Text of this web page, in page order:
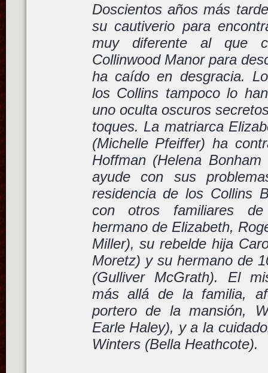
Doscientos años más
su cautiverio para
muy diferente al que
Collinwood Manor para
ha caído en desgracia.
los Collins tampoco lo
uno oculta oscuros
toques. La matriarca
(Michelle Pfeiffer) ha
Hoffman (Helena
ayude con sus
residencia de los Collins
con otros familiares
hermano de Elizabeth,
Miller), su rebelde hija
Moretz) y su hermano de
(Gulliver McGrath). El
más allá de la familia,
portero de la mansión,
Earle Haley), y a la
Winters (Bella Heathcote).